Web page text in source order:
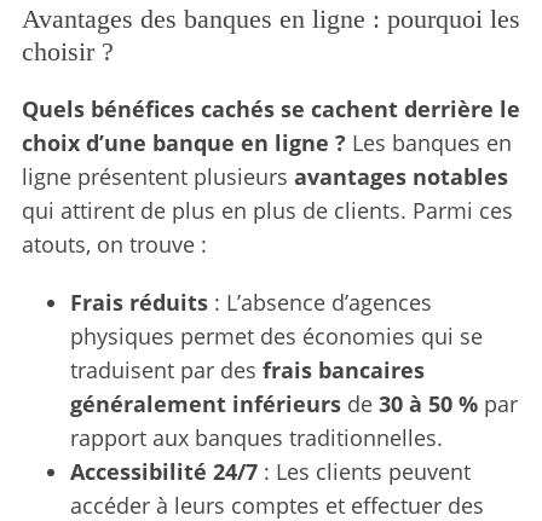
Avantages des banques en ligne : pourquoi les
choisir ?
Quels bénéfices cachés se cachent derrière le
choix d’une banque en ligne ? Les banques en
ligne présentent plusieurs avantages notables
qui attirent de plus en plus de clients. Parmi ces
atouts, on trouve :
Frais réduits: L’absence d’agences
physiques permet des économies qui se
traduisent par des frais bancaires
généralement inférieursde 30 à 50 %par
rapport aux banques traditionnelles.
Accessibilité 24/7: Les clients peuvent
accéder à leurs comptes et effectuer des